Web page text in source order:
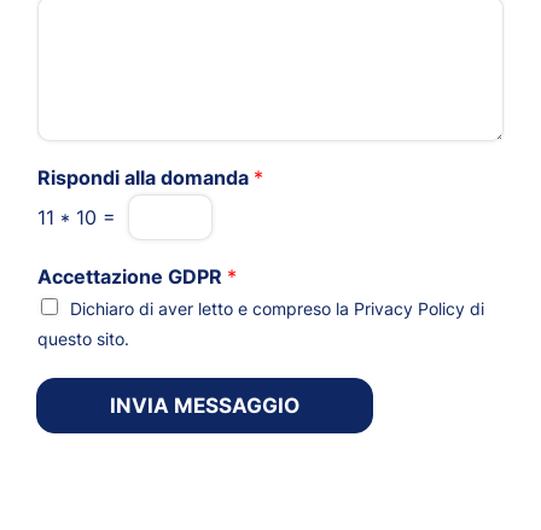
Rispondi alla domanda *
11 * 10 =
Accettazione GDPR *
Dichiaro di aver letto e compreso la Privacy Policy di
questo sito.
INVIA MESSAGGIO